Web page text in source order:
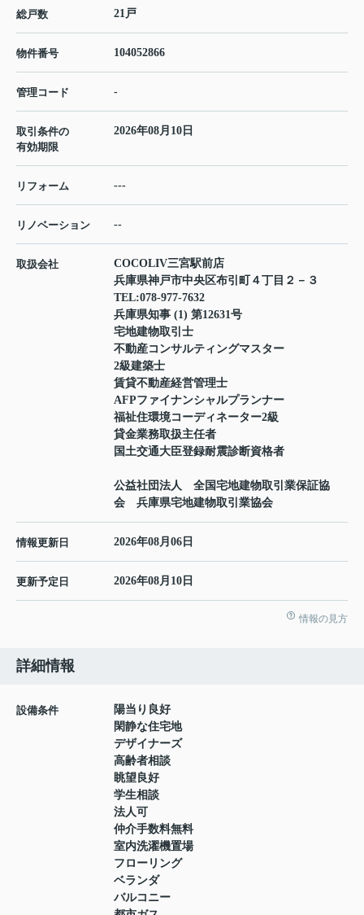
総戸数 21戸
物件番号 104052866
管理コード -
取引条件の
有効期限
2026年08月10日
リフォーム ---
リノベーション --
取扱会社
COCOLIV三宮駅前店
兵庫県神戸市中央区布引町４丁目２－３
TEL:078-977-7632
兵庫県知事 (1) 第12631号
宅地建物取引士
不動産コンサルティングマスター
2級建築士
賃貸不動産経営管理士
AFPファイナンシャルプランナー
福祉住環境コーディネーター2級
貸金業務取扱主任者
国土交通大臣登録耐震診断資格者
公益社団法人 全国宅地建物取引業保証協
会 兵庫県宅地建物取引業協会
情報更新日 2026年08月06日
更新予定日 2026年08月10日
情報の見方
詳細情報
設備条件
陽当り良好
閑静な住宅地
デザイナーズ
高齢者相談
眺望良好
学生相談
法人可
仲介手数料無料
室内洗濯機置場
フローリング
ベランダ
バルコニー